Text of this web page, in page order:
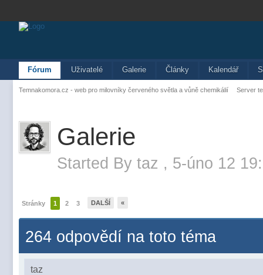
Fórum Uživatelé Galerie Články Kalendář
Temnakomora.cz - web pro milovníky červeného světla a vůně chemikálií Server
Galerie
Started By taz , 5-úno 12
Stránky 1 2 3 DALŠÍ «
264 odpovědí na toto téma
taz